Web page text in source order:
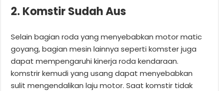
2. Komstir Sudah Aus
Selain bagian roda yang menyebabkan motor matic
goyang, bagian mesin lainnya seperti komster juga
dapat mempengaruhi kinerja roda kendaraan.
komstrir kemudi yang usang dapat menyebabkan
sulit mengendalikan laju motor. Saat komstir tidak